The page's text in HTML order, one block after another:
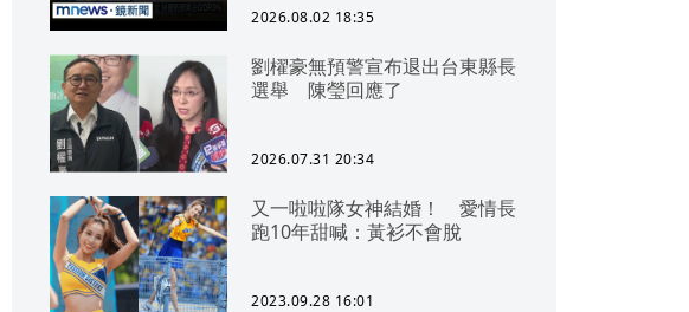
2026.08.02 18:35
劉櫂豪無預警宣布退出台東縣長
選舉 陳瑩回應了
2026.07.31 20:34
又一啦啦隊女神結婚！ 愛情長
跑10年甜喊：黃衫不會脫
2023.09.28 16:01